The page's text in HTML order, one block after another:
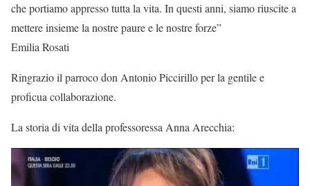
che portiamo appresso tutta la vita. In questi anni, siamo riuscite a
mettere insieme la nostre paure e le nostre forze”
Emilia Rosati
Ringrazio il parroco don Antonio Piccirillo per la gentile e
proficua collaborazione.
La storia di vita della professoressa Anna Arecchia: